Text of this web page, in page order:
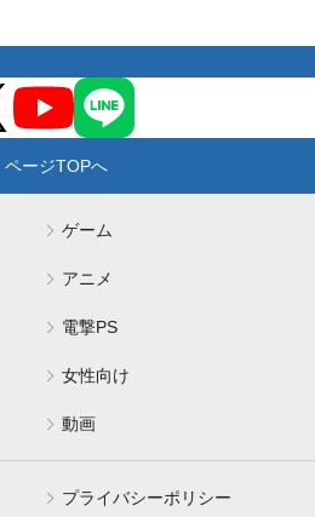
ページTOPへ
ゲーム
アニメ
電撃PS
女性向け
動画
プライバシーポリシー